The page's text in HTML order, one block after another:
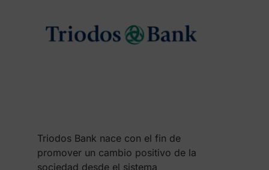
Triodos Bank nace con el fin de
promover un cambio positivo de la
sociedad desde el sistema